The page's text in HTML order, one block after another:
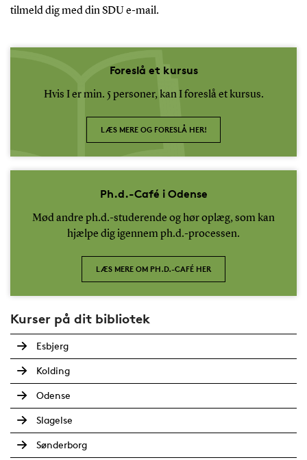
tilmeld dig med din SDU e-mail.
Foreslå et kursus
Hvis I er min. 5 personer, kan I foreslå et kursus.
LÆS MERE OG FORESLÅ HER!
Ph.d.-Café i Odense
Mød andre ph.d.-studerende og hør oplæg, som kan
hjælpe dig igennem ph.d.-processen.
LÆS MERE OM PH.D.-CAFÉ HER
Kurser på dit bibliotek
Esbjerg
Kolding
Odense
Slagelse
Sønderborg